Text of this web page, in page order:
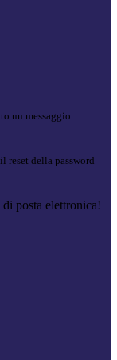
un messaggio
reset della password
posta elettronica!